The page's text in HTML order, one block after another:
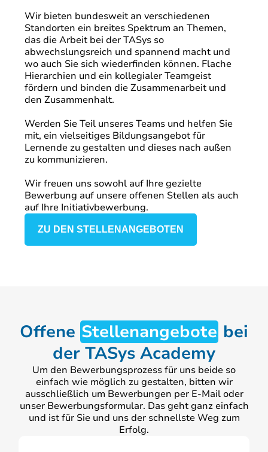
Wir bieten bundesweit an verschiedenen
Standorten ein breites Spektrum an Themen,
das die Arbeit bei der TASys so
abwechslungsreich und spannend macht und
wo auch Sie sich wiederfinden können. Flache
Hierarchien und ein kollegialer Teamgeist
fördern und binden die Zusammenarbeit und
den Zusammenhalt.
Werden Sie Teil unseres Teams und helfen Sie
mit, ein vielseitiges Bildungsangebot für
Lernende zu gestalten und dieses nach außen
zu kommunizieren.
Wir freuen uns sowohl auf Ihre gezielte
Bewerbung auf unsere offenen Stellen als auch
auf Ihre Initiativbewerbung.
ZU DEN STELLENANGEBOTEN
Offene Stellenangebote bei
der TASys Academy
Um den Bewerbungsprozess für uns beide so
einfach wie möglich zu gestalten, bitten wir
ausschließlich um Bewerbungen per E-Mail oder
unser Bewerbungsformular. Das geht ganz einfach
und ist für Sie und uns der schnellste Weg zum
Erfolg.